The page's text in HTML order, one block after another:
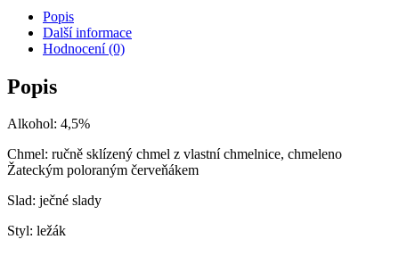
Popis
Další informace
Hodnocení (0)
Popis
Alkohol: 4,5%
Chmel: ručně sklízený chmel z vlastní chmelnice, chmeleno
Žateckým poloraným červeňákem
Slad: ječné slady
Styl: ležák